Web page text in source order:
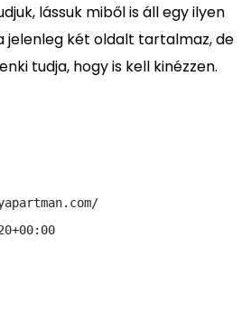
lássuk miből is áll egy ilyen
jelenleg két oldalt tartalmaz, de
tudja, hogy is kell kinézzen.